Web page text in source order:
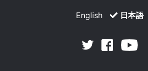
English 日本語
Twitter Facebook